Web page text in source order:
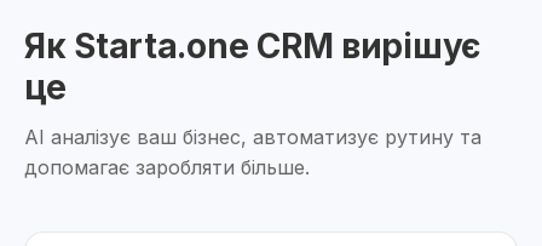
Як Starta.one CRM вирішує
це
AI аналізує ваш бізнес, автоматизує рутину та
допомагає заробляти більше.